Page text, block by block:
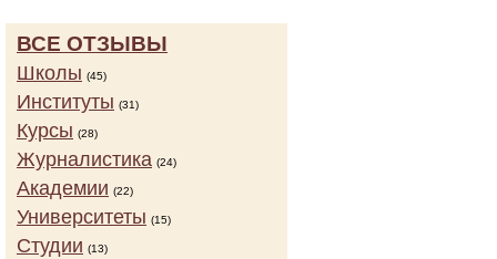
ВСЕ ОТЗЫВЫ
Школы (45)
Институты (31)
Курсы (28)
Журналистика (24)
Академии (22)
Университеты (15)
Студии (13)